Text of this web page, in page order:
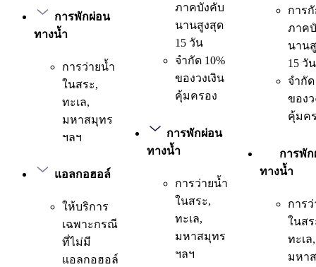
การพักผ่อน
ทางน้ำ
การว่ายน้ำ
ในสระ,
ทะเล,
มหาสมุทร
ฯลฯ
แอลกอฮอล์
ให้บริการ
เฉพาะกรณี
ที่ไม่มี
แอลกอฮอล์
ภาคบังคับ
นานสูงสุด
15 วัน
จำกัด 10%
ของวงเงิน
คุ้มครอง
การพักผ่อน
ทางน้ำ
การว่ายน้ำ
ในสระ,
ทะเล,
มหาสมุทร
ฯลฯ
การ
ภาค
นาน
15 วัน
จำกัด
ของว
คุ้มค
การพั
ทางน้ำ
การ
ในสร
ทะเล,
มหา